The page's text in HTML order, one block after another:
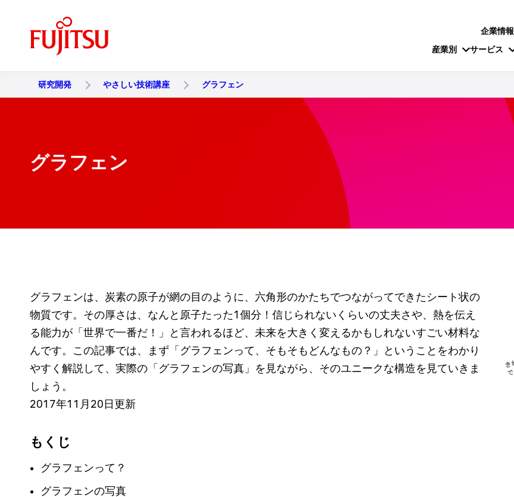
企業情報
産業別
サービス
研究開発 やさしい技術講座 グラフェン
グラフェン
グラフェンは、炭素の原子が網の目のように、六角形のかたちでつながってできたシート状の
物質です。その厚さは、なんと原子たった1個分！信じられないくらいの丈夫さや、熱を伝え
る能力が「世界で一番だ！」と言われるほど、未来を大きく変えるかもしれないすごい材料な
んです。この記事では、まず「グラフェンって、そもそもどんなもの？」ということをわかり
やすく解説して、実際の「グラフェンの写真」を見ながら、そのユニークな構造を見ていきま
しょう。
2017年11月20日更新
もくじ
グラフェンって？
グラフェンの写真